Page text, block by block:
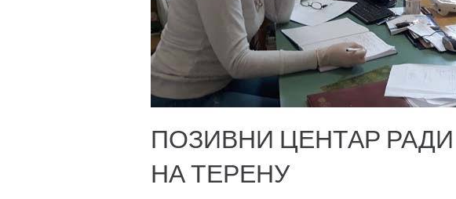
ПОЗИВНИ ЦЕНТАР
НА ТЕРЕНУ